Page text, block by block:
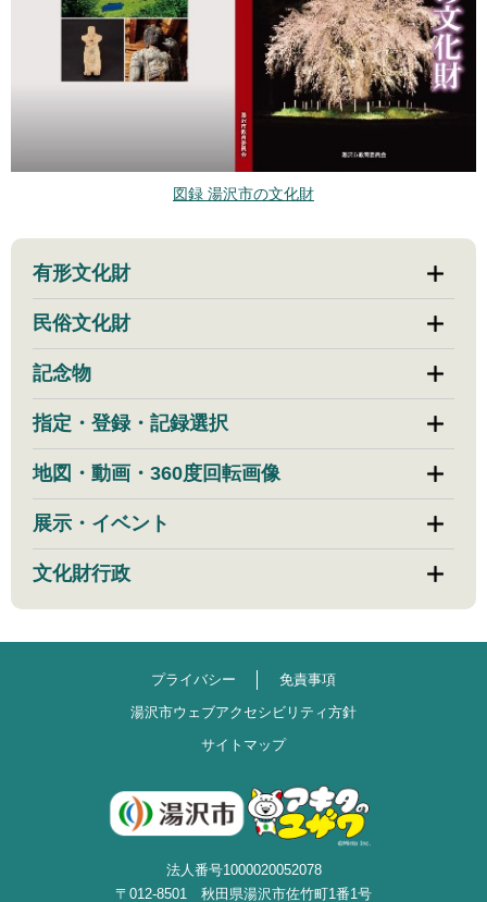
図録 湯沢市の文化財
有形文化財
民俗文化財
記念物
指定・登録・記録選択
地図・動画・360度回転画像
展示・イベント
文化財行政
プライバシー
免責事項
湯沢市ウェブアクセシビリティ方針
サイトマップ
法人番号1000020052078
〒012-8501 秋田県湯沢市佐竹町1番1号